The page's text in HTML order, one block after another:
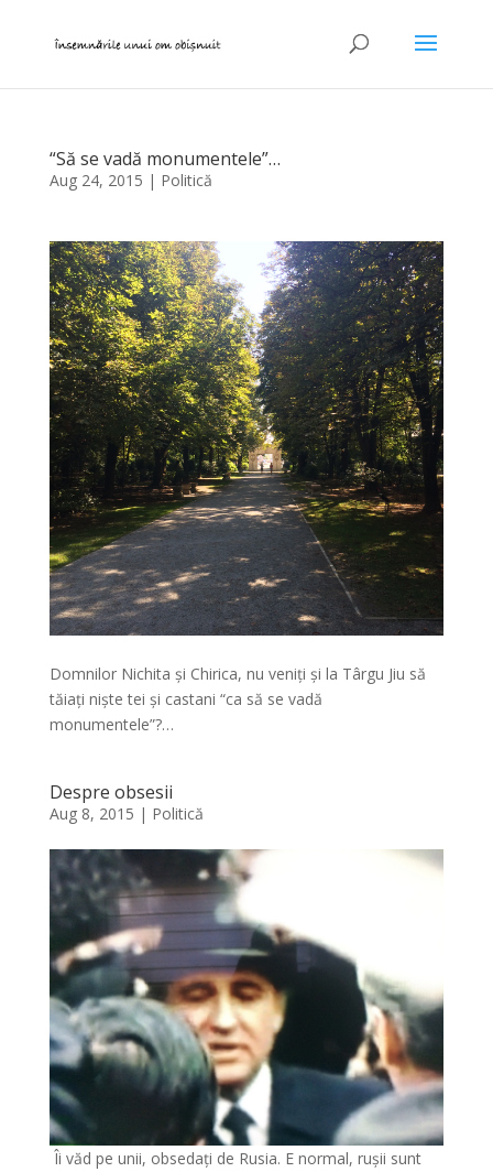
“Să se vadă monumentele”…
Aug 24, 2015 | Politică
Domnilor Nichita și Chirica, nu veniți și la Târgu Jiu să
tăiați niște tei și castani “ca să se vadă
monumentele”?…
Despre obsesii
Aug 8, 2015 | Politică
Îi văd pe unii, obsedați de Rusia. E normal, rușii sunt